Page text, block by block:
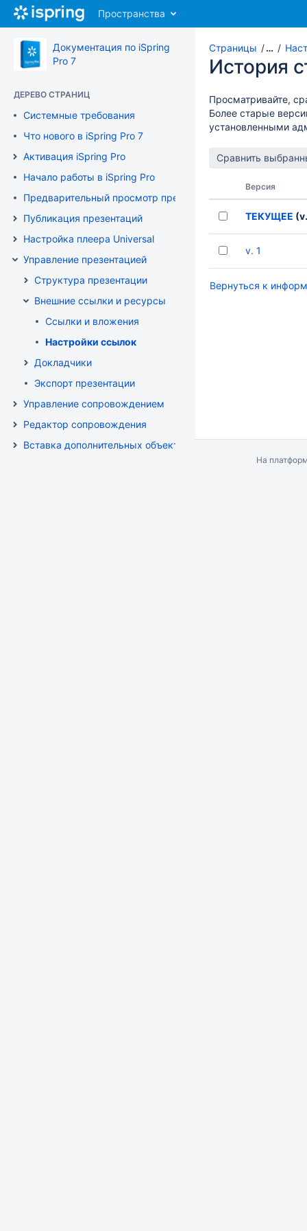
Перейти
содержимому
assistive.skiplink.to.breadcrumbs
assistive.skiplink.to.quick.search
Пространства
Документация по iSpring
Pro 7
ДЕРЕВО СТРАНИЦ
Системные требования
Что нового в iSpring Pro 7
Активация iSpring Pro
Начало работы в iSpring Pro
Предварительный просмотр презентации
Публикация презентаций
Настройка плеера Universal
Управление презентацией
Структура презентации
Внешние ссылки и ресурсы
Ссылки и вложения
Настройки ссылок
Докладчики
Экспорт презентации
Управление сопровождением
Редактор сопровождения
Вставка дополнительных объектов
Страницы …
История
Просматривайте,
Более старые
установленными
Версия
ТЕКУЩЕЕ
v. 1
Вернуться к
На